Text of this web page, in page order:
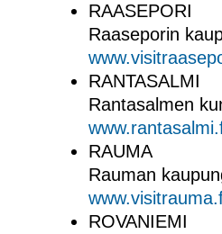
RAASEPORI
Raaseporin
RANTASALMI
Rantasalmen
RAUMA
Rauman
ROVANIEMI